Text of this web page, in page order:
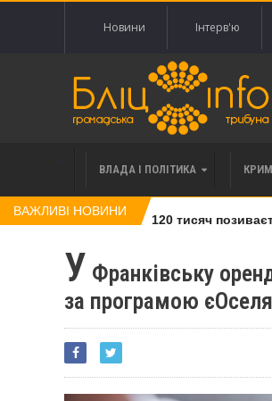
Новини Інтерв'ю
ВЛАДА І ПОЛІТИКА
ВАЖЛИВІ НОВИНИ
права вимоги за 120 тисяч
У Франківську
за програмою єОселя